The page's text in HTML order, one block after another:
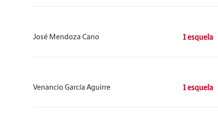
José Mendoza Cano 1 esquela
Venancio García Aguirre 1 esquela